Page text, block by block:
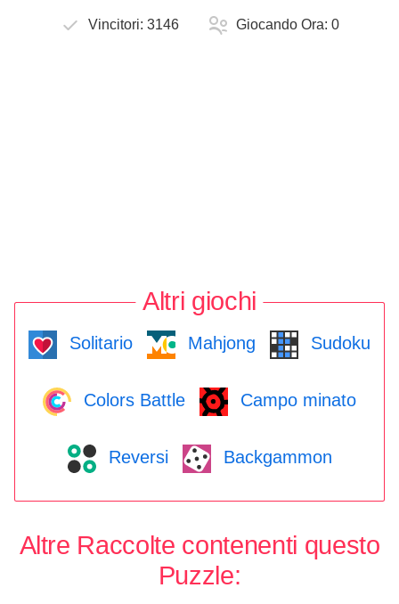
Vincitori: 3146 Giocando Ora: 0
Altri giochi
Solitario Mahjong Sudoku
Colors Battle Campo minato
Reversi Backgammon
Altre Raccolte contenenti questo
Puzzle: